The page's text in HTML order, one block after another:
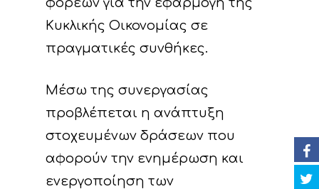
φορέων για την εφαρμογή της
Κυκλικής Οικονομίας σε
πραγματικές συνθήκες.
Μέσω της συνεργασίας
προβλέπεται η ανάπτυξη
στοχευμένων δράσεων που
αφορούν την ενημέρωση και
ενεργοποίηση των
Στοιχεία
Δράσεις
C. Δράσεις
Παρακολούθησης
επιπτώσεων του
Δελτία Τύπου
Newsletter
Εκδηλώσεις
Ημερολόγιο
Βιβλιοθήκη
Φωτογραφίες
Επικοινωνία